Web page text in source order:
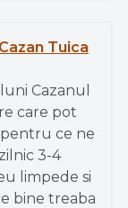
Cazan Tuica
Cazanul
care pot
ce ne
3-4
limpede si
bine treaba